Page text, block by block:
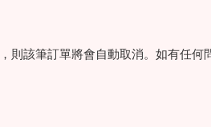
該筆訂單將會自動取消。如有任何